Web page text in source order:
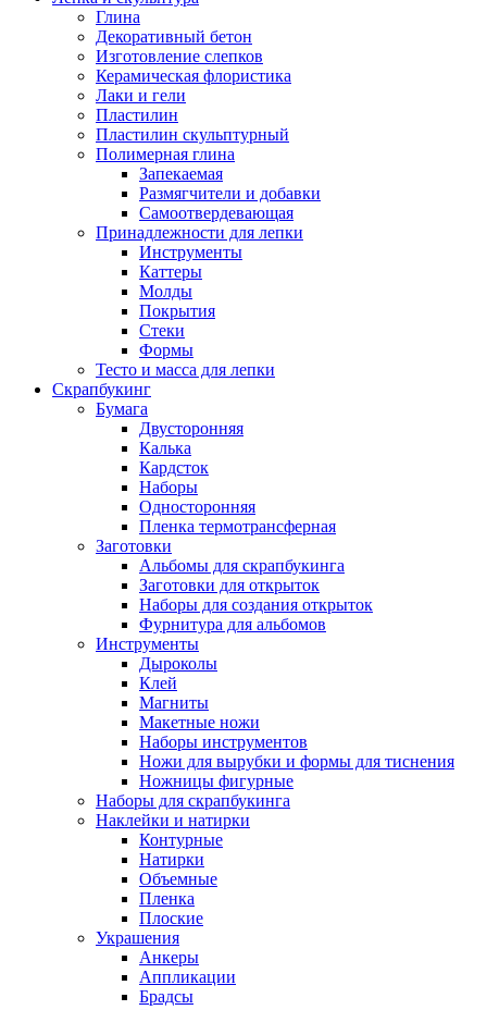
Глина
Декоративный бетон
Изготовление слепков
Керамическая флористика
Лаки и гели
Пластилин
Пластилин скульптурный
Полимерная глина
Запекаемая
Размягчители и добавки
Самоотвердевающая
Принадлежности для лепки
Инструменты
Каттеры
Молды
Покрытия
Стеки
Формы
Тесто и масса для лепки
Скрапбукинг
Бумага
Двусторонняя
Калька
Кардсток
Наборы
Односторонняя
Пленка термотрансферная
Заготовки
Альбомы для скрапбукинга
Заготовки для открыток
Наборы для создания открыток
Фурнитура для альбомов
Инструменты
Дыроколы
Клей
Магниты
Макетные ножи
Наборы инструментов
Ножи для вырубки и формы для тиснения
Ножницы фигурные
Наборы для скрапбукинга
Наклейки и натирки
Контурные
Натирки
Объемные
Пленка
Плоские
Украшения
Анкеры
Аппликации
Брадсы